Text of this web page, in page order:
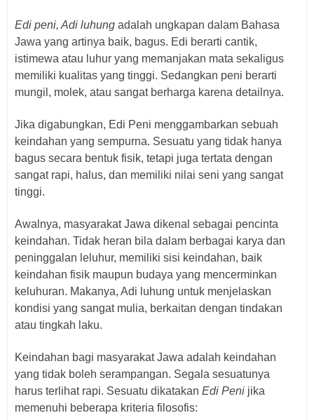
Edi peni, Adi luhung adalah ungkapan dalam Bahasa
Jawa yang artinya baik, bagus. Edi berarti cantik,
istimewa atau luhur yang memanjakan mata sekaligus
memiliki kualitas yang tinggi. Sedangkan peni berarti
mungil, molek, atau sangat berharga karena detailnya.
Jika digabungkan, Edi Peni menggambarkan sebuah
keindahan yang sempurna. Sesuatu yang tidak hanya
bagus secara bentuk fisik, tetapi juga tertata dengan
sangat rapi, halus, dan memiliki nilai seni yang sangat
tinggi.
Awalnya, masyarakat Jawa dikenal sebagai pencinta
keindahan. Tidak heran bila dalam berbagai karya dan
peninggalan leluhur, memiliki sisi keindahan, baik
keindahan fisik maupun budaya yang mencerminkan
keluhuran. Makanya, Adi luhung untuk menjelaskan
kondisi yang sangat mulia, berkaitan dengan tindakan
atau tingkah laku.
Keindahan bagi masyarakat Jawa adalah keindahan
yang tidak boleh serampangan. Segala sesuatunya
harus terlihat rapi. Sesuatu dikatakan Edi Peni jika
memenuhi beberapa kriteria filosofis: